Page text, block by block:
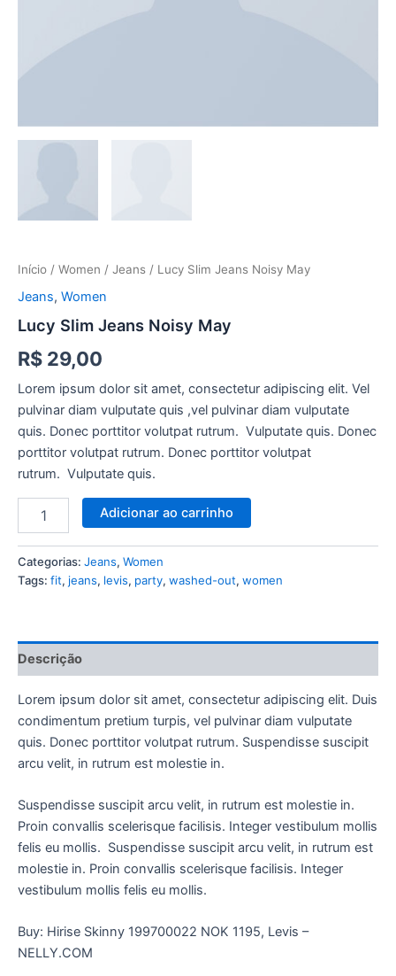
Início / Women / Jeans / Lucy Slim Jeans Noisy May
Jeans, Women
Lucy Slim Jeans Noisy May
R$ 29,00
Lorem ipsum dolor sit amet, consectetur adipiscing elit. Vel
pulvinar diam vulputate quis ,vel pulvinar diam vulputate
quis. Donec porttitor volutpat rutrum. Vulputate quis. Donec
porttitor volutpat rutrum. Donec porttitor volutpat
rutrum. Vulputate quis.
Adicionar ao carrinho
Categorias: Jeans, Women
Tags: fit, jeans, levis, party, washed-out, women
Descrição
Lorem ipsum dolor sit amet, consectetur adipiscing elit. Duis
condimentum pretium turpis, vel pulvinar diam vulputate
quis. Donec porttitor volutpat rutrum. Suspendisse suscipit
arcu velit, in rutrum est molestie in.
Suspendisse suscipit arcu velit, in rutrum est molestie in.
Proin convallis scelerisque facilisis. Integer vestibulum mollis
felis eu mollis. Suspendisse suscipit arcu velit, in rutrum est
molestie in. Proin convallis scelerisque facilisis. Integer
vestibulum mollis felis eu mollis.
Buy: Hirise Skinny 199700022 NOK 1195, Levis –
NELLY.COM